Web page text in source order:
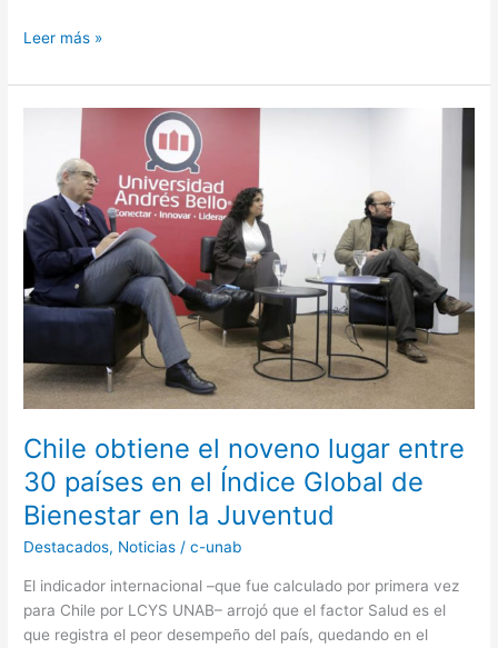
Leer más »
Chile obtiene el noveno lugar entre
30 países en el Índice Global de
Bienestar en la Juventud
Destacados, Noticias /c-unab
El indicador internacional –que fue calculado por primera vez
para Chile por LCYS UNAB– arrojó que el factor Salud es el
que registra el peor desempeño del país, quedando en el
noveno
lugar
entre
30
países
en
Índice
Global
de
Bienestar
en
la
Juventud